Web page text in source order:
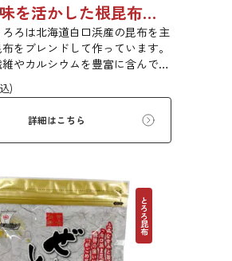
素材の風味を活かした根昆布入りとろろ 23g 単品 5袋セット 20袋セット 3481
ろは北海道白口浜産の昆布を主
をブレンドして作っています。
やカルシウムを豊富に含んでい
わりと削っており、ご飯やお吸
入れて美味しく召し上がれま
でとろーり、つるっと広がる根昆
を是非ご賞味ください。
)
詳細はこちら
とろろ昆布